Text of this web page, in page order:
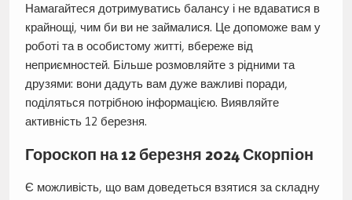
Намагайтеся дотримуватись балансу і не вдаватися в
крайнощі, чим би ви не займалися. Це допоможе вам у
роботі та в особистому житті, вбереже від
неприємностей. Більше розмовляйте з рідними та
друзями: вони дадуть вам дуже важливі поради,
поділяться потрібною інформацією. Виявляйте
активність 12 березня.
Гороскоп на 12 березня 2024 Скорпіон
Є можливість, що вам доведеться взятися за складну